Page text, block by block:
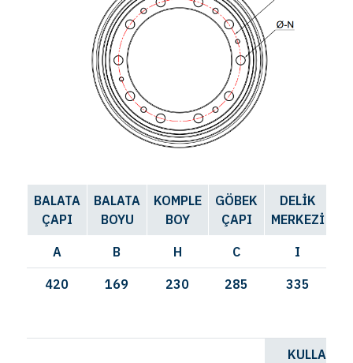
BALATA
ÇAPI
BALATA
BOYU
KOMPLE
BOY
GÖBEK
ÇAPI
DELİK
MERKEZİ
A B H C I
420 169 230 285 335